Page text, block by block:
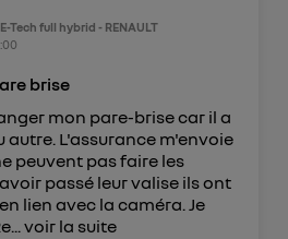
Tech full hybrid - RENAULT
brise
mon pare-brise car il a
autre. L'assurance m'envoie
peuvent pas faire les
passé leur valise ils ont
lien avec la caméra. Je
voir la suite